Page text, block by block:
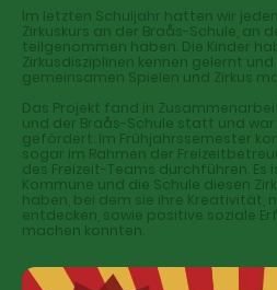
Im letzten Schuljahr hatten wir
Zirkuskurs an der Braås-Schule, an
teilgenommen haben. Die Kinder
Zirkusdisziplinen kennen gelernt
gemeinsamen Spielen und Zirkus
Das Projekt fand in
und der Braås-Schule statt und
gefördert. Im Frühjahrssemester
sogar im Rahmen der
des Freizeit-Teams durchführen. Es
Kommune und die Schule diesen
haben, bei dem sie ihre Kreativität,
entdecken, sowie positive soziale
machen konnten.